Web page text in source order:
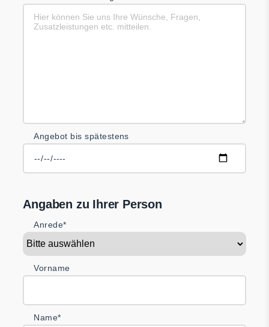
Angebot bis spätestens
Angaben zu Ihrer Person
Anrede*
Vorname
Name*